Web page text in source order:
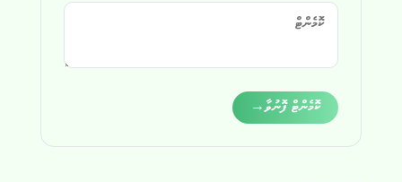
ކޮމެންޓް ފޮނުވާ→